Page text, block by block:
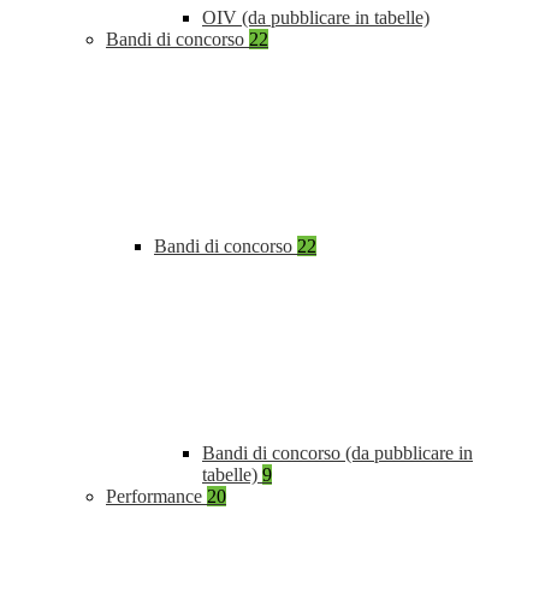
OIV (da pubblicare in tabelle)
Bandi di concorso 22
Bandi di concorso 22
Bandi di concorso (da pubblicare in
tabelle) 9
Performance 20